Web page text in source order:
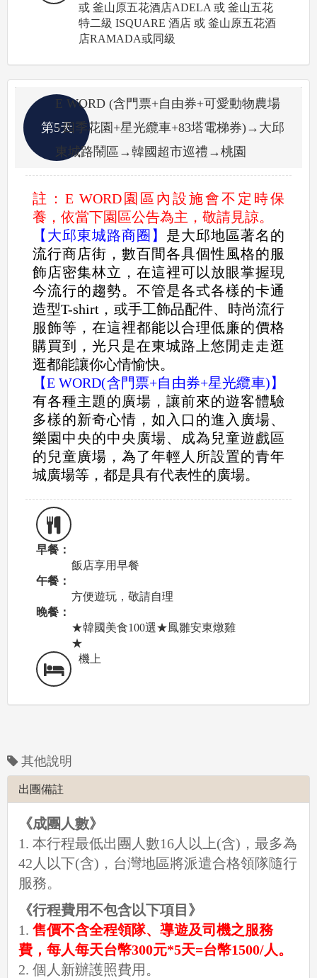
或 釜山原五花酒店ADELA 或 釜山五花
特二級 ISQUARE 酒店 或 釜山原五花酒
店RAMADA或同級
第5天
E WORD (含門票+自由券+可愛動物農場
+四季花園+星光纜車+83塔電梯券)→大邱
東城路鬧區→韓國超市巡禮→桃園
註：E WORD園區內設施會不定時保
養，依當下園區公告為主，敬請見諒。
【大邱東城路商圈】 是大邱地區著名的
流行商店街，數百間各具個性風格的服
飾店密集林立，在這裡可以放眼掌握現
今流行的趨勢。不管是各式各樣的卡通
造型T-shirt，或手工飾品配件、時尚流行
服飾等，在這裡都能以合理低廉的價格
購買到，光只是在東城路上悠閒走走逛
逛都能讓你心情愉快。
【E WORD(含門票+自由券+星光纜車)】
有各種主題的廣場，讓前來的遊客體驗
多樣的新奇心情，如入口的進入廣場、
樂園中央的中央廣場、成為兒童遊戲區
的兒童廣場，為了年輕人所設置的青年
城廣場等，都是具有代表性的廣場。
早餐：
飯店享用早餐
午餐：
方便遊玩，敬請自理
晚餐：
★韓國美食100選★鳳雛安東燉雞
★
機上
其他說明
出團備註
《成團人數》
1. 本行程最低出團人數16人以上(含)，最多為
42人以下(含)，台灣地區將派遣合格領隊隨行
服務。
《行程費用不包含以下項目》
1. 售價不含全程領隊、導遊及司機之服務
費，每人每天台幣300元*5天=台幣1500/人。
2. 個人新辦護照費用。